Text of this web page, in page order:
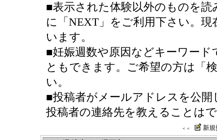
■表示された体験以外のものを
に「NEXT」をご利用下さい。
います。
■妊娠週数や原因などキーワー
ともできます。ご希望の方は「
い。
■投稿者がメールアドレスを公
投稿者の連絡先を教えることは
＜＜ 新規